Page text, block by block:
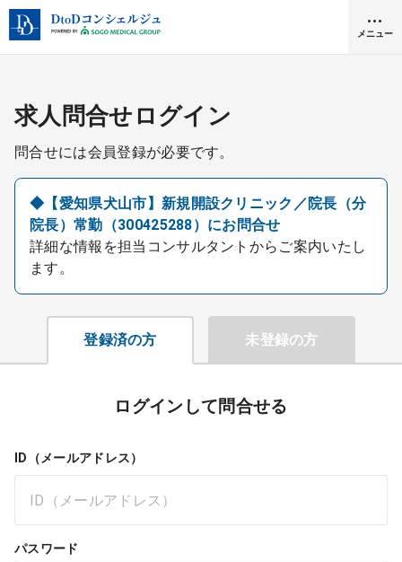
メニュー
クリニック開業
DtoDとは
お問合せ
医院の譲渡・売却をお考えの方
採用をお考えの医療機関の方
求人問合せログイン
問合せには会員登録が必要です。
◆【愛知県犬山市】新規開設クリニック／院長（分
院長）常勤（300425288）にお問合せ
詳細な情報を担当コンサルタントからご案内いたし
ます。
登録済の方 未登録の方
ログインして問合せる
ID（メールアドレス）
パスワード